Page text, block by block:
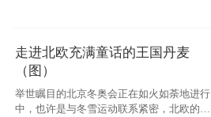
走进北欧充满童话的王国丹麦
（图）
举世瞩目的北京冬奥会正在如火如荼地进行
中，也许是与冬雪运动联系紧密，北欧的一